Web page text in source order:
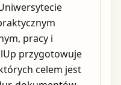
pracy i
przygotowuje
celem jest